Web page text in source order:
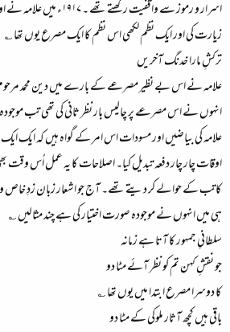
اسرار و رموز سے واقفیت رکھتے
زیارت کی اور ایک نظم لکھی اس نظم کا ایک مصرع یوں تھا ؎
ترکشِ مارا خدنگ آخریں
علامہ نے اس بے نظیر مصرعے کے بارے میں دین محمد
انہوں نے اس مصرعے پر چالیس بار نظر ثانی کی تھی تب
علامہ کی بیاضیں اور مسودات اس امر کے گواہ ہیں کہ ایک
اوقات چار چار دفعہ تبدیل کیا۔ اصلاحات کا یہ عمل اُس
کاتب کے حوالے کر دیتے تھے۔ آج جو اشعار زبان زدِ خاص و
ہی میں انہوں نے موجودہ صورت اختیار کی ہے چند مثالیں ؎
سلطانیِ جمہور کا آتا ہے زمانہ
جو نقشِ کہن تم کو نظر آئے مٹا دو
کا دوسرا مصرع ابتدا میں یوں تھا ؎
باقی ہیں کچھ آثار ملوکی کے مٹا دو